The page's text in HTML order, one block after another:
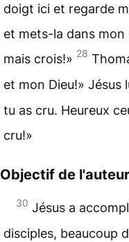
doigt ici et regarde
et mets-la dans mon
mais crois!» 28
et mon Dieu!» Jésus
tu as cru. Heureux
cru!»
Objectif de l'auteur
30 Jésus a
disciples, beaucoup